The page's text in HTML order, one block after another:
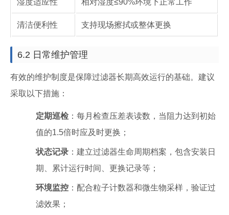
湿度适应性 相对湿度≤90%环境下正常工作
清洁便利性 支持现场擦拭或整体更换
6.2 日常维护管理
有效的维护制度是保障过滤器长期高效运行的基础。建议
采取以下措施：
定期巡检：每月检查压差表读数，当阻力达到初始
值的1.5倍时应及时更换；
状态记录 ：建立过滤器生命周期档案，包含安装日
期、累计运行时间、更换记录等；
环境监控 ：配合粒子计数器和微生物采样，验证过
滤效果；